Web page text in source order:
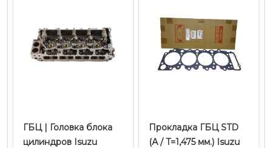
ГБЦ | Головка блока
цилиндров Isuzu
Прокладка ГБЦ STD
(А / T=1,475 мм.) Isuzu